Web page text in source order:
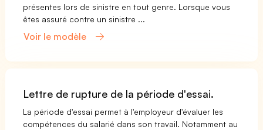
présentes lors de sinistre en tout genre. Lorsque vous
êtes assuré contre un sinistre ...
Voir le modèle
Lettre de rupture de la période d'essai.
La période d'essai permet à l'employeur d'évaluer les
compétences du salarié dans son travail. Notamment au